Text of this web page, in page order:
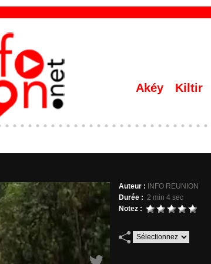
Akéy Kiltir
Auteur :
INFO REUNION
Durée : 2 min 4 sec
Notez :